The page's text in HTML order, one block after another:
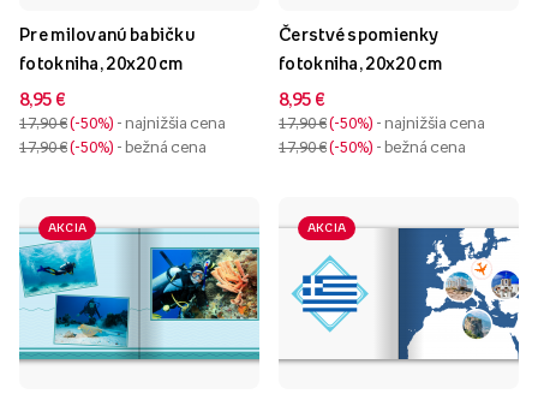
Pre milovanú babičku
fotokniha, 20x20 cm
8,95 €
17,90 € -50% - najnižšia cena
17,90 € -50% - bežná cena
Čerstvé spomienky
fotokniha, 20x20 cm
8,95 €
17,90 € -50% - najnižšia cena
17,90 € -50% - bežná cena
AKCIA AKCIA